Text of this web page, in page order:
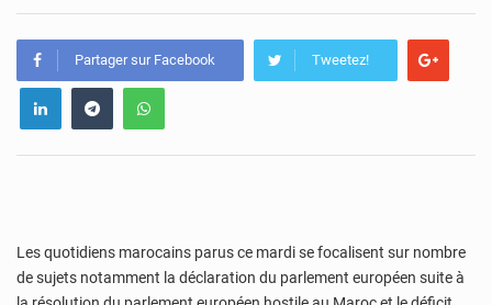
Partager sur Facebook Tweetez!
Les quotidiens marocains parus ce mardi se focalisent sur nombre
de sujets notamment la déclaration du parlement européen suite à